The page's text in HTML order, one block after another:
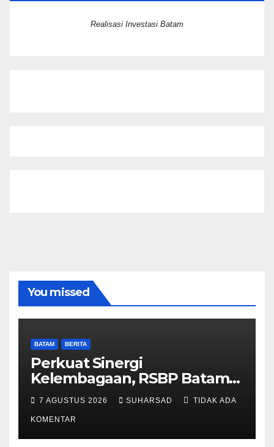
Realisasi Investasi Batam
You missed
BATAM BERITA
Perkuat Sinergi
Kelembagaan, RSBP Batam
dan BPOM Pastikan
Pelayanan dan Ketersediaan
Obat Aman
7 AGUSTUS 2026 SUHARSAD TIDAK ADA
KOMENTAR